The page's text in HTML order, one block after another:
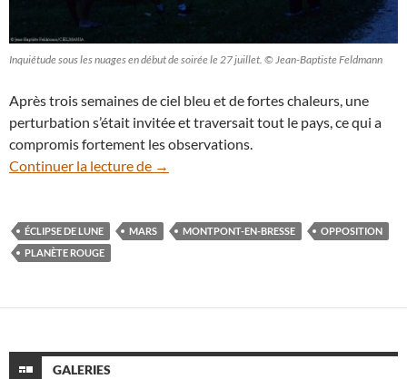
Inquiétude sous les nuages en début de soirée le 27 juillet. © Jean-Baptiste Feldmann
Après trois semaines de ciel bleu et de fortes chaleurs, une
perturbation s’était invitée et traversait tout le pays, ce qui a
compromis fortement les observations.
Continuer la lecture de 27 juillet : Mars s’approche et la Lune
→
ÉCLIPSE DE LUNE MARS MONTPONT-EN-BRESSE
OPPOSITION
PLANÈTE ROUGE
GALERIES